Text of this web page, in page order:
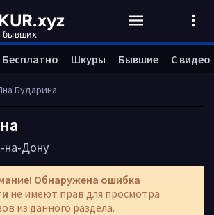
Бударина
на-Дону
Обнаружена ошибка
не имеют прав для просмотра
из данного раздела.
Бесплатно Шкуры Бывшие С видео